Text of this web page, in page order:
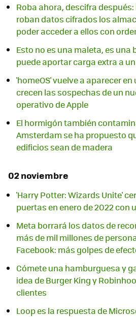
Roba ahora, descifra
roban datos cifrados los
poder acceder a ellos con
Esto no es una maleta, es
puede aportar carga extra a
'homeOS' vuelve a aparecer
crecen las sospechas de un
operativo de Apple
El hormigón también
Amsterdam se ha propuesto
edificios sean de madera
02 noviembre
'Harry Potter: Wizards Unite'
puertas en enero de 2022 con
Meta borrará los datos de
más de mil millones de
Facebook: más golpes de
Cómete una hamburguesa y
idea de Burger King y
clientes
Loop es la respuesta de